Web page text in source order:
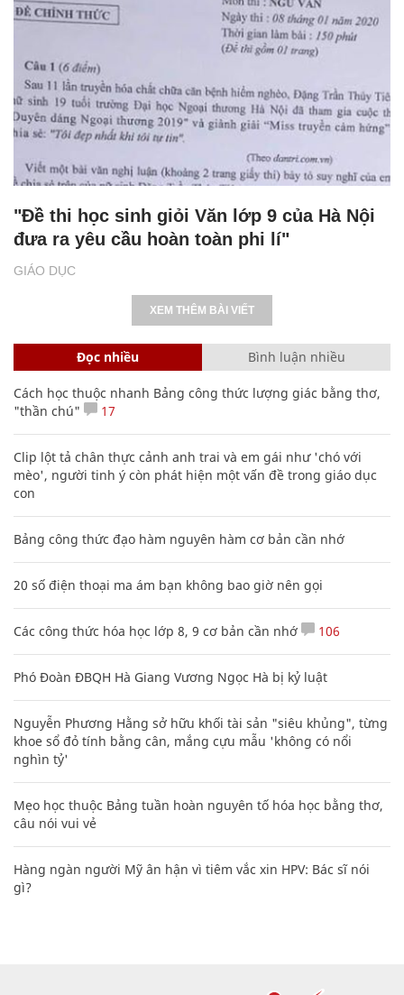
GIÁO DỤC
"Đề thi học sinh giỏi Văn lớp 9 của Hà Nội
đưa ra yêu cầu hoàn toàn phi lí"
XEM THÊM BÀI VIẾT
Đọc nhiều Bình luận nhiều
Cách học thuộc nhanh Bảng công thức lượng giác bằng thơ,
"thần chú"
17
Clip lột tả chân thực cảnh anh trai và em gái như 'chó với
mèo', người tinh ý còn phát hiện một vấn đề trong giáo dục
con
Bảng công thức đạo hàm nguyên hàm cơ bản cần nhớ
20 số điện thoại ma ám bạn không bao giờ nên gọi
Các công thức hóa học lớp 8, 9 cơ bản cần nhớ 106
Phó Đoàn ĐBQH Hà Giang Vương Ngọc Hà bị kỷ luật
Nguyễn Phương Hằng sở hữu khối tài sản "siêu khủng", từng
khoe sổ đỏ tính bằng cân, mắng cựu mẫu 'không có nổi
nghìn tỷ'
Mẹo học thuộc Bảng tuần hoàn nguyên tố hóa học bằng thơ,
câu nói vui vẻ
Hàng ngàn người Mỹ ân hận vì tiêm vắc xin HPV: Bác sĩ nói
gì?